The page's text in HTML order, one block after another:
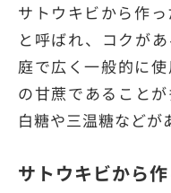
サトウキビから作っ
と呼ばれ、コクが
庭で広く一般的に
の甘蔗であること
白糖や三温糖などが
サトウキビから